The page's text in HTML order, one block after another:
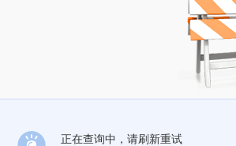
正在查询中，请刷新重试